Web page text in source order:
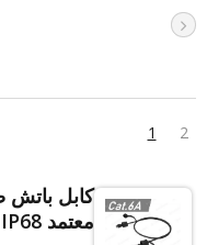
معتمد IP68 بطول 1 متر